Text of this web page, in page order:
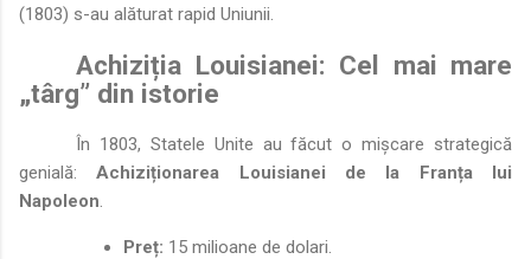
(1803) s-au alăturat rapid Uniunii.
Achiziția Louisianei: Cel mai mare
„târg” din istorie
În 1803, Statele Unite au făcut o mișcare strategică
genială:Achiziționarea Louisianei de la Franța lui
Napoleon.
Preț: 15 milioane de dolari.